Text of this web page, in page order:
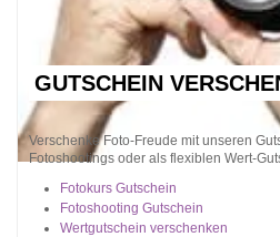
GUTSCHEIN
Verschenke Foto-Freude mit unseren
Fotoshootings oder als flexiblen Wert-
Fotokurs Gutschein
Fotoshooting Gutschein
Wertgutschein verschenken